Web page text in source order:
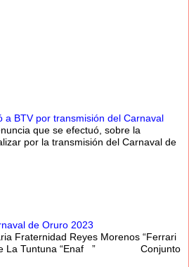
a BTV por transmisión del Carnaval
que se efectuó, sobre la
por la transmisión del Carnaval de
de Oruro 2023
Fraternidad Reyes Morenos “Ferrari
De La Tuntuna “Enaf ” Conjunto